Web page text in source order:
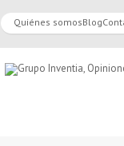
Quiénes somosBlog